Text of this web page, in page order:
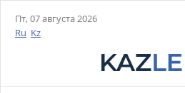
Пт, 07 августа 2026
Ru Kz